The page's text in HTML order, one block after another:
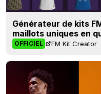
Générateur de kits
maillots uniques en
OFFICIEL FM Kit Creator